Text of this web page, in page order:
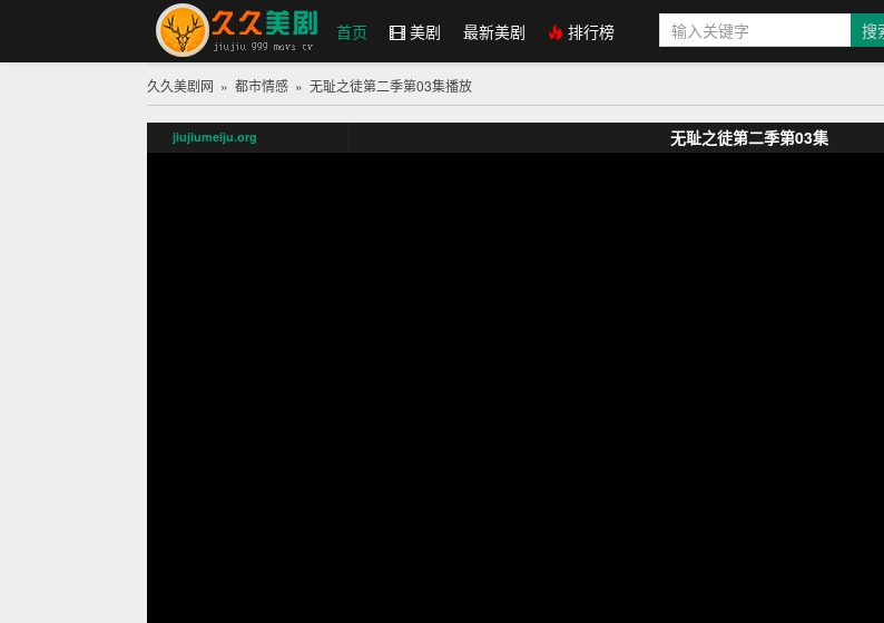
首页 美剧 最新美剧 排行榜
久久美剧网 » 都市情感 » 无耻之徒第二季第03集播放
jiujiumeiju.org 无耻之徒第二季第03集